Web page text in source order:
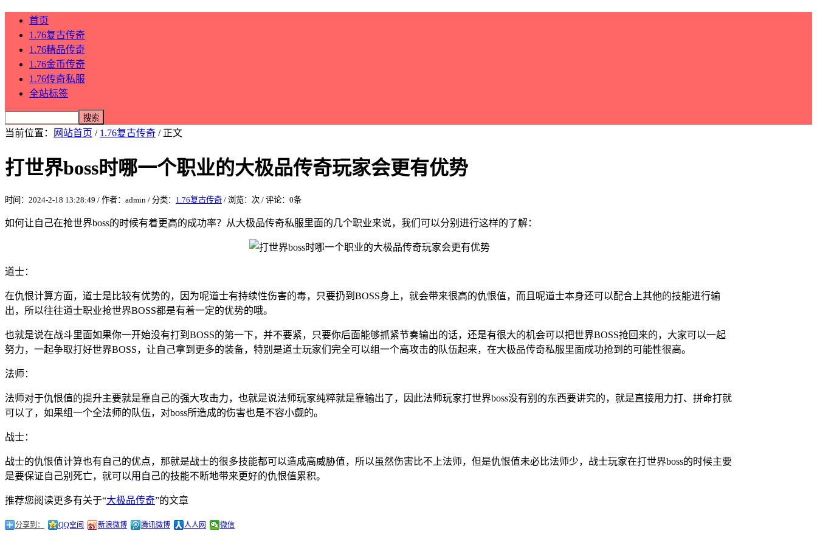
首页
1.76复古传奇
1.76精品传奇
1.76金币传奇
1.76传奇私服
全站标签
当前位置： 网站首页 / 1.76复古传奇 / 正文
打世界boss时哪一个职业的大极品传奇玩家会更有优势
时间：2024-2-18 13:28:49 / 作者：admin / 分类： 1.76复古传奇 / 浏览： 次 / 评论：0条
如何让自己在抢世界boss的时候有着更高的成功率？从大极品传奇私服里面的几个职业来说，我们可以分别进行这样的了解：
道士：
在仇恨计算方面，道士是比较有优势的，因为呢道士有持续性伤害的毒，只要扔到BOSS身上，就会带来很高的仇恨值，而且呢道士本身还可以配合上其他的技能进行输
出，所以往往道士职业抢世界BOSS都是有着一定的优势的哦。
也就是说在战斗里面如果你一开始没有打到BOSS的第一下，并不要紧，只要你后面能够抓紧节奏输出的话，还是有很大的机会可以把世界BOSS抢回来的，大家可以一起
努力，一起争取打好世界BOSS，让自己拿到更多的装备，特别是道士玩家们完全可以组一个高攻击的队伍起来，在大极品传奇私服里面成功抢到的可能性很高。
法师：
法师对于仇恨值的提升主要就是靠自己的强大攻击力，也就是说法师玩家纯粹就是靠输出了，因此法师玩家打世界boss没有别的东西要讲究的，就是直接用力打、拼命打就
可以了，如果组一个全法师的队伍，对boss所造成的伤害也是不容小觑的。
战士：
战士的仇恨值计算也有自己的优点，那就是战士的很多技能都可以造成高威胁值，所以虽然伤害比不上法师，但是仇恨值未必比法师少，战士玩家在打世界boss的时候主要
是要保证自己别死亡，就可以用自己的技能不断地带来更好的仇恨值累积。
推荐您阅读更多有关于“大极品传奇”的文章
分享到： QQ空间 新浪微博 腾讯微博 人人网 微信